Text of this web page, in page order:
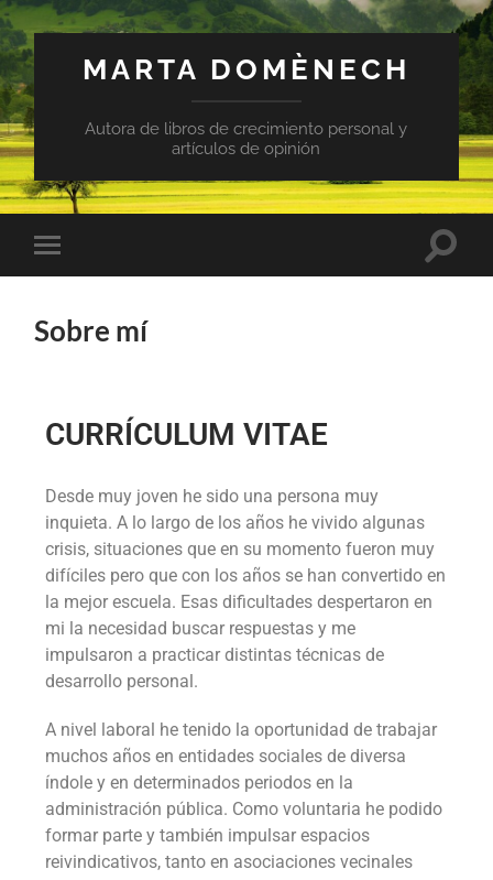
MARTA DOMÈNECH
Autora de libros de crecimiento personal y
artículos de opinión
Sobre mí
CURRÍCULUM VITAE
Desde muy joven he sido una persona muy
inquieta. A lo largo de los años he vivido algunas
crisis, situaciones que en su momento fueron muy
difíciles pero que con los años se han convertido en
la mejor escuela. Esas dificultades despertaron en
mi la necesidad buscar respuestas y me
impulsaron a practicar distintas técnicas de
desarrollo personal.
A nivel laboral he tenido la oportunidad de trabajar
muchos años en entidades sociales de diversa
índole y en determinados periodos en la
administración pública. Como voluntaria he podido
formar parte y también impulsar espacios
reivindicativos, tanto en asociaciones vecinales